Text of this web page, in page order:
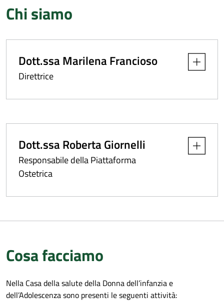
Chi siamo
Dott.ssa Marilena Francioso
Direttrice
Apri
Dott.ssa Roberta Giornelli
Responsabile della Piattaforma
Ostetrica
Apri
Cosa facciamo
Nella Casa della salute della Donna dell’infanzia e
dell’Adolescenza sono presenti le seguenti attività: